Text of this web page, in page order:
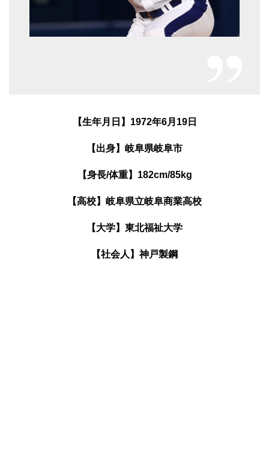
【生年月日】1972年6月19日
【出身】岐阜県岐阜市
【身長/体重】182cm/85kg
【高校】岐阜県立岐阜商業高校
【大学】東北福祉大学
【社会人】神戸製鋼